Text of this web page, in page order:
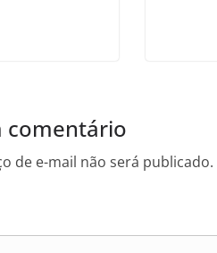
comentário
de e-mail não será publicado.